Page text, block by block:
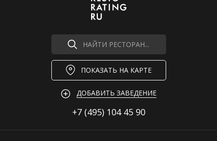
НАЙТИ РЕСТОРАН...
ПОКАЗАТЬ НА КАРТЕ
ДОБАВИТЬ ЗАВЕДЕНИЕ
+7 (495) 104 45 90